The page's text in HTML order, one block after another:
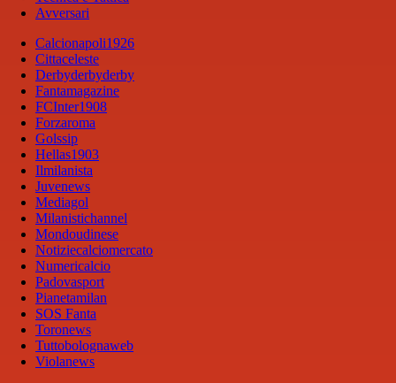
Avversari
Calcionapoli1926
Cittaceleste
Derbyderbyderby
Fantamagazine
FCInter1908
Forzaroma
Golssip
Hellas1903
Ilmilanista
Juvenews
Mediagol
Milanistichannel
Mondoudinese
Notiziecalciomercato
Numericalcio
Padovasport
Pianetamilan
SOS Fanta
Toronews
Tuttobolognaweb
Violanews